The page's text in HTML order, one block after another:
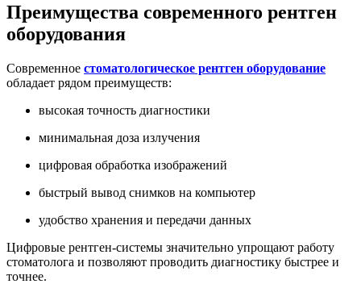
Преимущества современного рентген
оборудования
Современное стоматологическое рентген оборудование
обладает рядом преимуществ:
высокая точность диагностики
минимальная доза излучения
цифровая обработка изображений
быстрый вывод снимков на компьютер
удобство хранения и передачи данных
Цифровые рентген-системы значительно упрощают работу
стоматолога и позволяют проводить диагностику быстрее и
точнее.